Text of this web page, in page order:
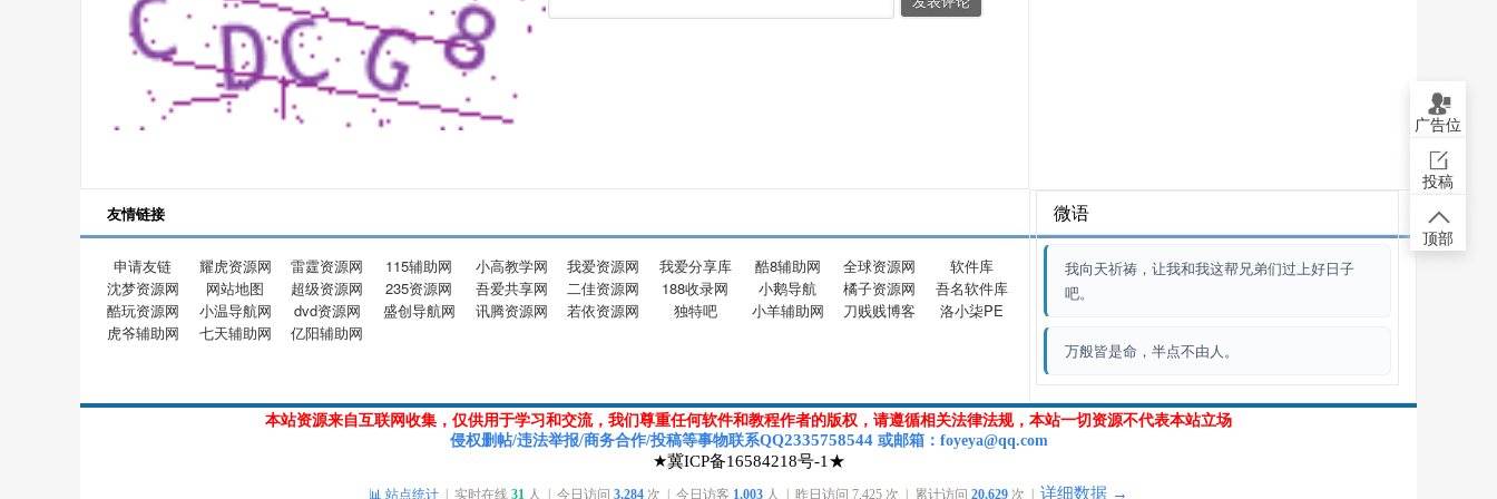
微语
我向天祈祷，让我和我这帮兄弟们过上好日子
吧。
万般皆是命，半点不由人。
友情链接
申请友链 耀虎资源网 雷霆资源网 115辅助网 小高教学网 我爱资源网 我爱分享库 酷8辅助网 全球资源网
软件库
沈梦资源网
网站地图 超级资源网 235资源网 吾爱共享网 二佳资源网 188收录网 小鹅导航 橘子资源网
吾名软件库
酷玩资源网
小温导航网 dvd资源网 盛创导航网 讯腾资源网 若依资源网 独特吧 小羊辅助网 刀贱贱博客
洛小柒PE
虎爷辅助网
七天辅助网 亿阳辅助网
本站资源来自互联网收集，仅供用于学习和交流，我们尊重任何软件和教程作者的版权，请遵循相关法律法规，本站一切资源不代表本站立场
侵权删帖/违法举报/商务合作/投稿等事物联系QQ2335758544或邮箱：foyeya@qq.com
★冀ICP备16584218号-1★
📊 站点统计 | 实时在线 31 人 | 今日访问 3,284 次 | 今日访客 1,003 人 | 昨日访问 7,425 次 | 累计访问 20,629 次 | 详细数据 →
广告位
投稿
顶部